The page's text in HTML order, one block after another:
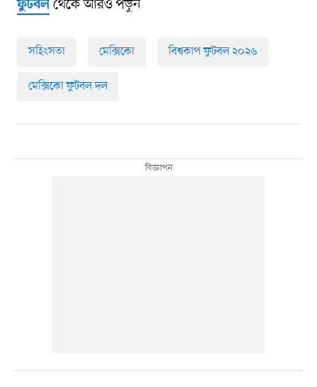
ফুটবলথেকে আরও পড়ুন
সহিংসতা মেক্সিকো বিশ্বকাপ ফুটবল ২০২৬
মেক্সিকো ফুটবল দল